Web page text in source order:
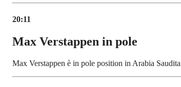
20:11
Max Verstappen in pole
Max Verstappen è in pole position in Arabia